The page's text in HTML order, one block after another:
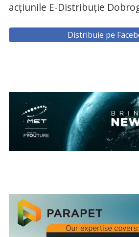
acțiunile E-Distribuție
Distribuie pe